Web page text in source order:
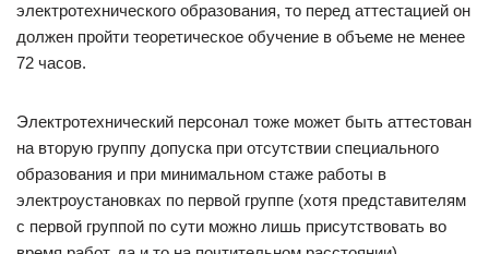
электротехнического образования, то перед аттестацией он
должен пройти теоретическое обучение в объеме не менее
72 часов.
Электротехнический персонал тоже может быть аттестован
на вторую группу допуска при отсутствии специального
образования и при минимальном стаже работы в
электроустановках по первой группе (хотя представителям
с первой группой по сути можно лишь присутствовать во